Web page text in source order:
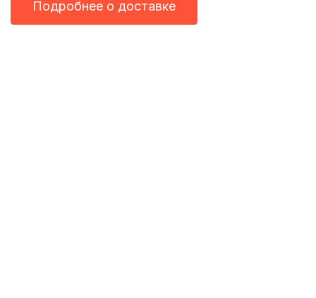
Подробнее о доставке